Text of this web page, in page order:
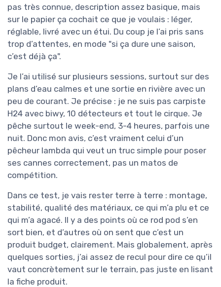
pas très connue, description assez basique, mais
sur le papier ça cochait ce que je voulais : léger,
réglable, livré avec un étui. Du coup je l’ai pris sans
trop d’attentes, en mode "si ça dure une saison,
c’est déjà ça".
Je l’ai utilisé sur plusieurs sessions, surtout sur des
plans d’eau calmes et une sortie en rivière avec un
peu de courant. Je précise : je ne suis pas carpiste
H24 avec biwy, 10 détecteurs et tout le cirque. Je
pêche surtout le week-end, 3-4 heures, parfois une
nuit. Donc mon avis, c’est vraiment celui d’un
pêcheur lambda qui veut un truc simple pour poser
ses cannes correctement, pas un matos de
compétition.
Dans ce test, je vais rester terre à terre : montage,
stabilité, qualité des matériaux, ce qui m’a plu et ce
qui m’a agacé. Il y a des points où ce rod pod s’en
sort bien, et d’autres où on sent que c’est un
produit budget, clairement. Mais globalement, après
quelques sorties, j’ai assez de recul pour dire ce qu’il
vaut concrètement sur le terrain, pas juste en lisant
la fiche produit.